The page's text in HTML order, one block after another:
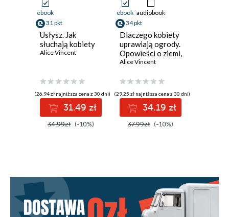
ebook
31 pkt
Usłysz. Jak
słuchają kobiety
Alice Vincent
(26,94 zł najniższa cena z 30 dni)
31.49 zł
34.99zł (-10%)
ebook audiobook
34 pkt
Dlaczego kobiety
uprawiają ogrody.
Opowieści o ziemi,
siostrzeństwie i
Alice Vincent
(29,25 zł najniższa cena z 30 dni)
34.19 zł
37.99zł (-10%)